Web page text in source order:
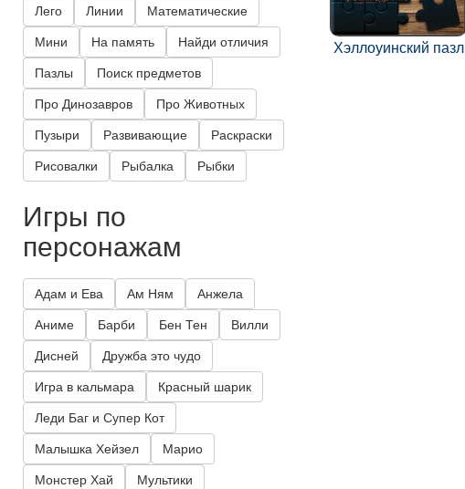
Хэллоуинский пазл
Лего Линии Математические
Мини На память Найди отличия
Пазлы Поиск предметов
Про Динозавров Про Животных
Пузыри Развивающие Раскраски
Рисовалки Рыбалка Рыбки
Игры по
персонажам
Адам и Ева Ам Ням Анжела
Аниме Барби Бен Тен Вилли
Дисней Дружба это чудо
Игра в кальмара Красный шарик
Леди Баг и Супер Кот
Малышка Хейзел Марио
Монстер Хай Мультики